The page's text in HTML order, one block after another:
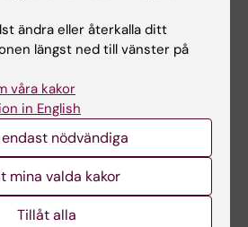
for exchange studies
på denna sida?
ändra eller återkalla ditt
längst ned till vänster på
våra kakor
in English
nödvändiga
mina valda kakor
Tillåt alla